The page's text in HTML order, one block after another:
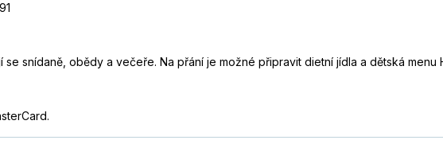
snídaně, obědy a večeře. Na přání je možné připravit dietní jídla a dětská